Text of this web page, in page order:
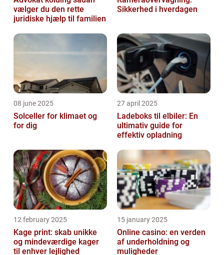
vælger du den rette
juridiske hjælp til familien
Sikkerhed i hverdagen
08 june 2025
Solceller for klimaet og
for dig
27 april 2025
Ladeboks til elbiler: En
ultimativ guide for
effektiv opladning
12 february 2025
Kage print: skab unikke
og mindeværdige kager
til enhver lejlighed
15 january 2025
Online casino: en verden
af underholdning og
muligheder